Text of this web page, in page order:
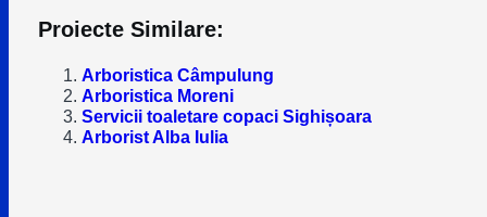
Proiecte Similare:
Arboristica Câmpulung
Arboristica Moreni
Servicii toaletare copaci Sighișoara
Arborist Alba Iulia